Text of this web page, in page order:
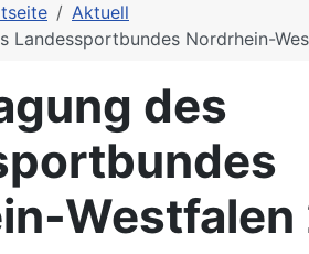
Aktuell
Landessportbundes Nordrhein-
des